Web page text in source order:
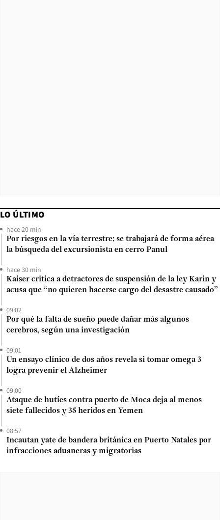
LO ÚLTIMO
hace 20 min
Por riesgos en la vía terrestre: se trabajará de forma aérea
la búsqueda del excursionista en cerro Panul
hace 30 min
Kaiser critica a detractores de suspensión de la ley Karin y
acusa que “no quieren hacerse cargo del desastre causado”
09:02
Por qué la falta de sueño puede dañar más algunos
cerebros, según una investigación
09:01
Un ensayo clínico de dos años revela si tomar omega 3
logra prevenir el Alzheimer
09:00
Ataque de hutíes contra puerto de Moca deja al menos
siete fallecidos y 35 heridos en Yemen
08:57
Incautan yate de bandera británica en Puerto Natales por
infracciones aduaneras y migratorias